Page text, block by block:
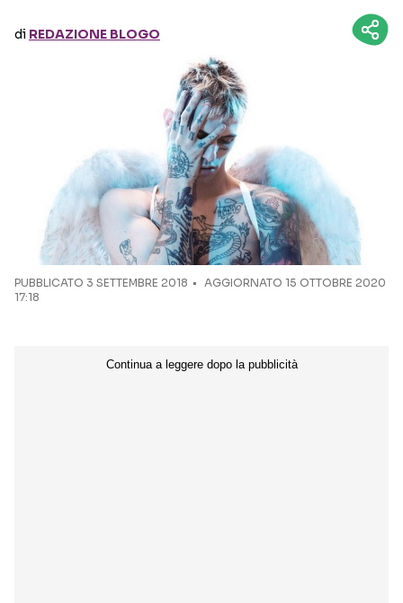
Seguici sui social
di REDAZIONE BLOGO
PUBBLICATO 3 SETTEMBRE 2018
AGGIORNATO 15 OTTOBRE 2020
17:18